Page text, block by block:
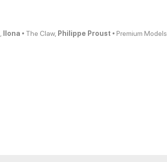
Ilona • The Claw, Philippe Proust • Premium Models